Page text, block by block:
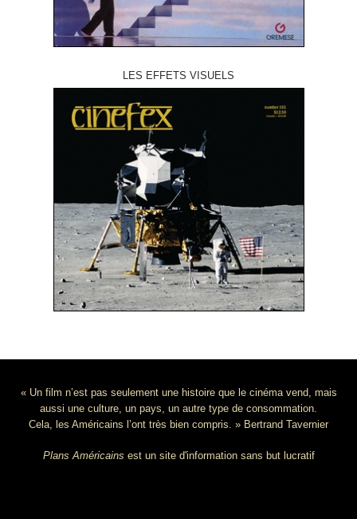
LES EFFETS VISUELS
« Un film n’est pas seulement une histoire que le cinéma vend, mais
aussi une culture, un pays, un autre type de consommation.
Cela, les Américains l’ont très bien compris. » Bertrand Tavernier
Plans Américains est un site d'information sans but lucratif